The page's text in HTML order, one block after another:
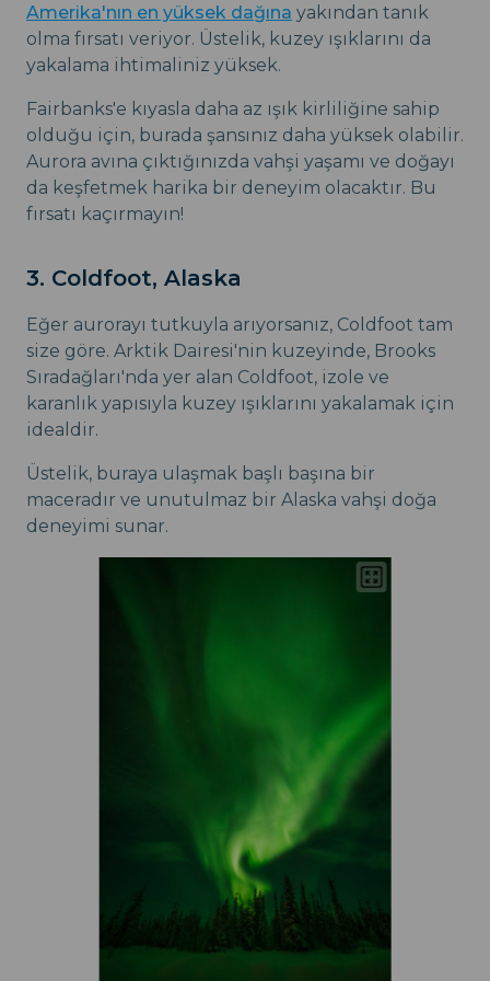
Amerika'nın en yüksek dağına yakından tanık
olma fırsatı veriyor. Üstelik, kuzey ışıklarını da
yakalama ihtimaliniz yüksek.
Fairbanks'e kıyasla daha az ışık kirliliğine sahip
olduğu için, burada şansınız daha yüksek olabilir.
Aurora avına çıktığınızda vahşi yaşamı ve doğayı
da keşfetmek harika bir deneyim olacaktır. Bu
fırsatı kaçırmayın!
3. Coldfoot, Alaska
Eğer aurorayı tutkuyla arıyorsanız, Coldfoot tam
size göre. Arktik Dairesi'nin kuzeyinde, Brooks
Sıradağları'nda yer alan Coldfoot, izole ve
karanlık yapısıyla kuzey ışıklarını yakalamak için
idealdir.
Üstelik, buraya ulaşmak başlı başına bir
maceradır ve unutulmaz bir Alaska vahşi doğa
deneyimi sunar.